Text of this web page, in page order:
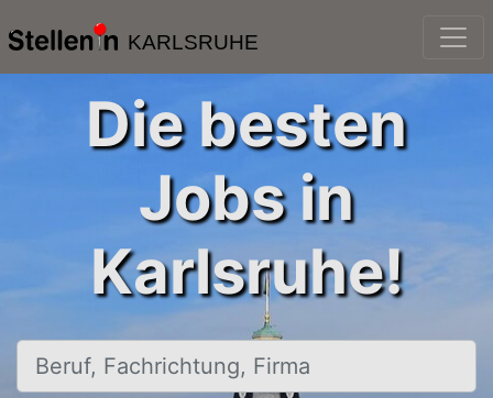
KARLSRUHE
Die besten
Jobs in
Karlsruhe!
Beruf, Fachrichtung, Firma